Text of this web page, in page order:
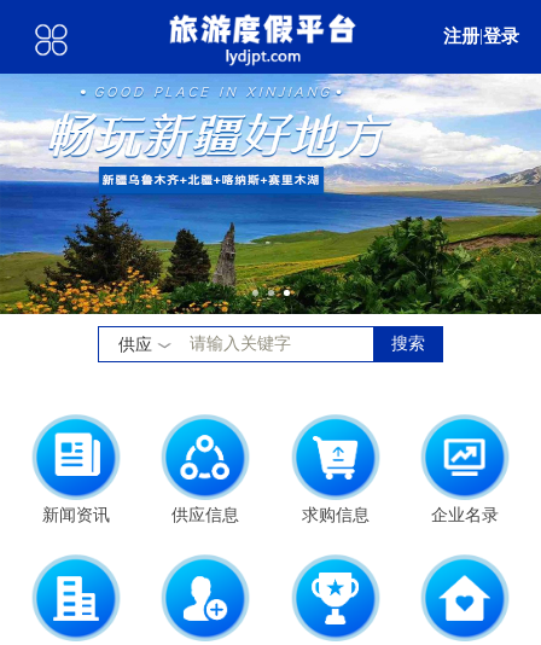
注册 |登录
供应 搜索
新闻资讯 供应信息 求购信息 企业名录